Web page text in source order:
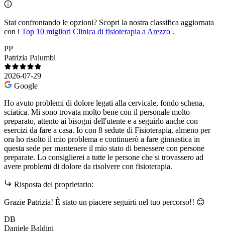
Stai confrontando le opzioni? Scopri la nostra classifica aggiornata
con i Top 10 migliori Clinica di fisioterapia a Arezzo .
PP
Patrizia Palumbi
2026-07-29
Google
Ho avuto problemi di dolore legati alla cervicale, fondo schena,
sciatica. Mi sono trovata molto bene con il personale molto
preparato, attento ai bisogni dell'utente e a seguirlo anche con
esercizi da fare a casa. Io con 8 sedute di Fisioterapia, almeno per
ora ho risolto il mio problema e continuerò a fare ginnastica in
questa sede per mantenere il mio stato di benessere con persone
preparate. Lo consiglierei a tutte le persone che si trovassero ad
avere problemi di dolore da risolvere con fisioterapia.
Risposta del proprietario:
Grazie Patrizia! È stato un piacere seguirti nel tuo percorso!! 😊
DB
Daniele Baldini